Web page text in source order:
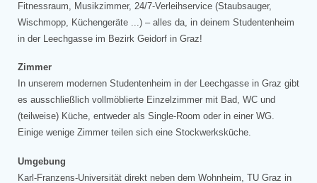
Fitnessraum, Musikzimmer, 24/7-Verleihservice (Staubsauger,
Wischmopp, Küchengeräte ...) – alles da, in deinem Studentenheim
in der Leechgasse im Bezirk Geidorf in Graz!
Zimmer
In unserem modernen Studentenheim in der Leechgasse in Graz gibt
es ausschließlich vollmöblierte Einzelzimmer mit Bad, WC und
(teilweise) Küche, entweder als Single-Room oder in einer WG.
Einige wenige Zimmer teilen sich eine Stockwerksküche.
Umgebung
Karl-Franzens-Universität direkt neben dem Wohnheim, TU Graz in